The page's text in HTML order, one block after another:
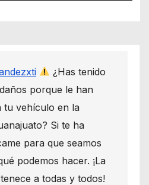
¿Has tenido
porque le han
tu vehículo en la
Si te ha
para que seamos
podemos hacer. ¡La
a todas y todos!